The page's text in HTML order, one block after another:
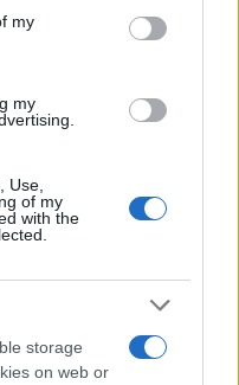
my
my
Use,
of my
with the
storage
on web or
της ΕΕ, στις Βρυξέλλες.
Παπαδοπούλου θα
διαβουλεύσεις με τον
Μιχάιτα Μπλάι
θα έχει
της Πολωνίας
Την επομένη, 3
συνάντηση με τον
Σαχέλ, Ζοάο Κραβίνιο